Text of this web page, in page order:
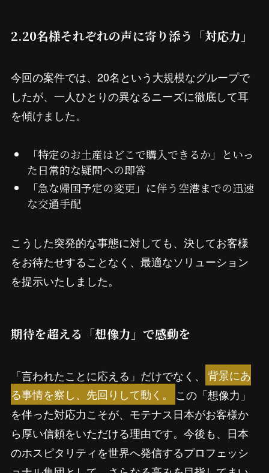
2.20名様それぞれの声に寄り添う「対応力」
今回の案件では、20名という大規模なグループで
したが、一人ひとりの異なるニーズに徹底して耳
を傾けました。
「特定のお土産はどこで購入できるか」といっ
た日常的な疑問への即答
「急な帰国予定の変更」に伴う空港までの迅速
な交通手配
こうした突発的な事態に対しても、決してお客様
をお待たせすることなく、最適なソリューション
を提示いたしました。
期待を超える「想像力」で感動を
「言われたことに応える」だけでなく、
背景にあ
る事情を察し、先回りして動く。
この「想像力」
を伴った対応力こそが、モテナス日本がお客様か
ら厚い信頼をいただける理由です。今後も、日本
のホスピタリティを世界へ発信するプロフェッシ